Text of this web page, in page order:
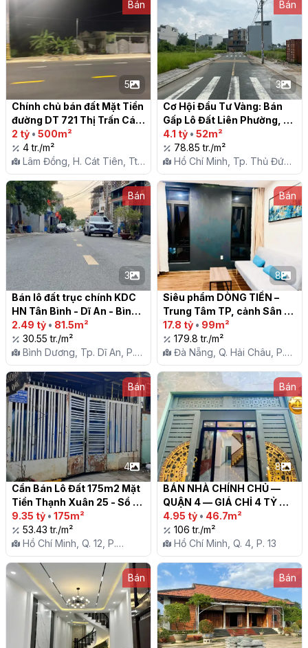
Bán
5
Chính chủ bán đất Mặt Tiền
đường DT 721 Thị Trấn Cát
Tiên
2 tỷ • 500m²
4 tr./m²
Lâm Đồng, H. Cát Tiên, Tt.
Cát Tiên
Bán
3
Cơ Hội Đầu Tư Vàng: Bán
Gấp Lô Đất Liên Phường,
Giá Tốt
4.1 tỷ • 52m²
78.85 tr./m²
Hồ Chí Minh, Tp. Thủ Đức,
P. Phú Hữu
Bán
3
Bán lô đất trục chính KDC
HN Tân Bình - Dĩ An - Bình
dương
2.49 tỷ • 81.5m²
30.55 tr./m²
Bình Dương, Tp. Dĩ An, P.
Tân Bình
Bán
8
Siêu phẩm DÒNG TIỀN –
Trung Tâm TP, cảnh Sân
Bay – Tòa nhà 4 – giá chỉ
17,8 tỷ
17.8 tỷ • 99m²
179.8 tr./m²
Đà Nẵng, Q. Hải Châu, P.
Hòa Thuận Tây
Bán
4
Cần Bán Lô Đất 175m2 Mặt
Tiền Thạnh Xuân 25 - Sổ
Hồng Riêng
9.35 tỷ • 175m²
53.43 tr./m²
Hồ Chí Minh, Q. 12, P.
Thạnh Xuân
Bán
8
BÁN NHÀ CHÍNH CHỦ —
QUẬN 4 — GIÁ CHỈ 4 TỶ
950 TRIỆU
4.95 tỷ • 46.7m²
106 tr./m²
Hồ Chí Minh, Q. 4, P. 13
Bán Bán